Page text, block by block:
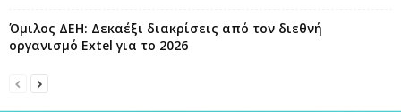
Όμιλος ΔΕΗ: Δεκαέξι διακρίσεις από τον διεθνή
οργανισμό Extel για το 2026